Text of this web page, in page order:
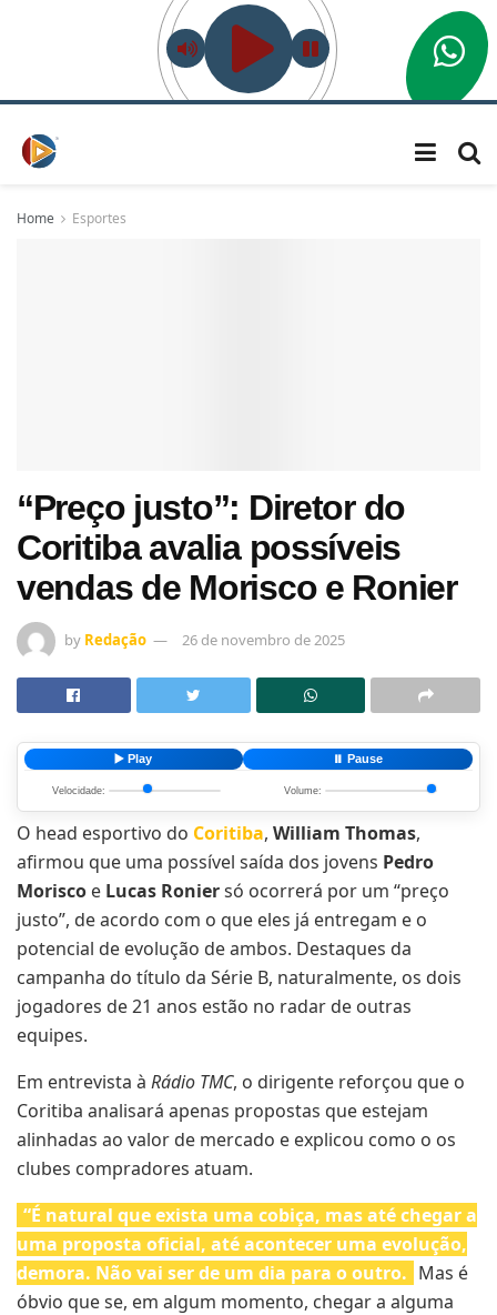
Home Esportes
“Preço justo”: Diretor do
Coritiba avalia possíveis
vendas de Morisco e Ronier
by Redação 26 de novembro de 2025
▶️ Play ⏸️ Pause
Velocidade: Volume:
O head esportivo do Coritiba, William Thomas,
afirmou que uma possível saída dos jovens Pedro
Morisco e Lucas Roniersó ocorrerá por um “preço
justo”, de acordo com o que eles já entregam e o
potencial de evolução de ambos. Destaques da
campanha do título da Série B, naturalmente, os dois
jogadores de 21 anos estão no radar de outras
equipes.
Em entrevista à Rádio TMC, o dirigente reforçou que o
Coritiba analisará apenas propostas que estejam
alinhadas ao valor de mercado e explicou como o os
clubes compradores atuam.
“É natural que exista uma cobiça, mas até chegar a
uma proposta oficial, até acontecer uma evolução,
demora. Não vai ser de um dia para o outro. Mas é
óbvio que se, em algum momento, chegar a alguma